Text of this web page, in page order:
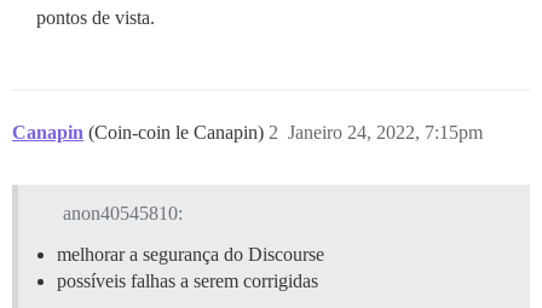
pontos de vista.
Canapin (Coin-coin le Canapin) Janeiro 24, 2022, 7:15pm
2
anon40545810:
melhorar a segurança do Discourse
possíveis falhas a serem corrigidas